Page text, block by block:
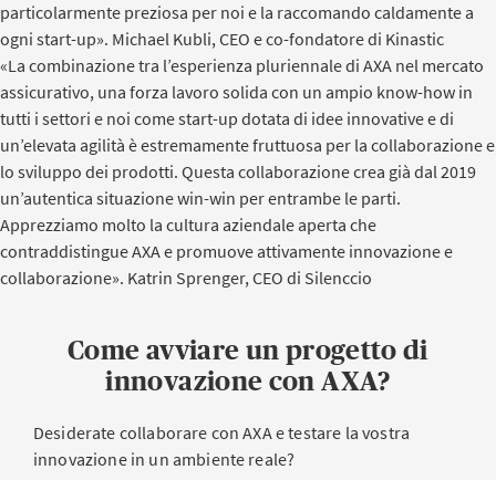
particolarmente preziosa per noi e la raccomando caldamente a
ogni start-up». Michael Kubli, CEO e co-fondatore di Kinastic
«La combinazione tra l’esperienza pluriennale di AXA nel mercato
assicurativo, una forza lavoro solida con un ampio know-how in
tutti i settori e noi come start-up dotata di idee innovative e di
un’elevata agilità è estremamente fruttuosa per la collaborazione e
lo sviluppo dei prodotti. Questa collaborazione crea già dal 2019
un’autentica situazione win-win per entrambe le parti.
Apprezziamo molto la cultura aziendale aperta che
contraddistingue AXA e promuove attivamente innovazione e
collaborazione». Katrin Sprenger, CEO di Silenccio
Come avviare un progetto di
innovazione con AXA?
Desiderate collaborare con AXA e testare la vostra
innovazione in un ambiente reale?